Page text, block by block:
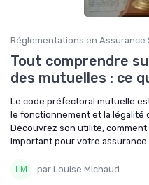
Réglementations en Assurance
Tout comprendre
des mutuelles : ce
Le code préfectoral mutuelle
le fonctionnement et la légalité
Découvrez son utilité,
important pour votre assurance
par Louise Michaud